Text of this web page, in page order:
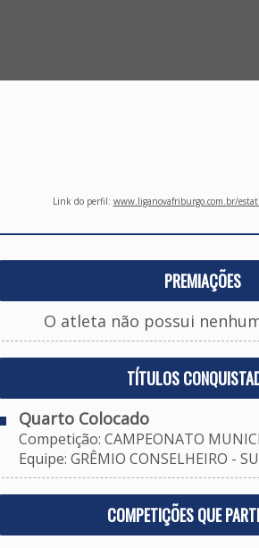
Link do perfil: www.liganovafriburgo.com.br/
PREMIAÇÕES
O atleta não possui
TÍTULOS
Quarto Colocado
Competição: CAMPEONATO
Equipe: GRÊMIO CONSELHEIRO -
COMPETIÇÕES QUE